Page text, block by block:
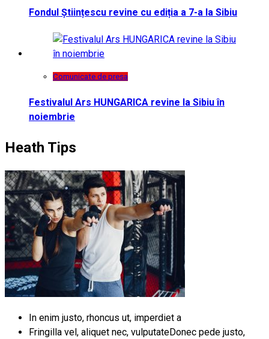
Fondul Științescu revine cu ediția a 7-a la Sibiu
Comunicate de presa
Festivalul Ars HUNGARICA revine la Sibiu în
noiembrie
Heath Tips
In enim justo, rhoncus ut, imperdiet a
Fringilla vel, aliquet nec, vulputateDonec pede justo,